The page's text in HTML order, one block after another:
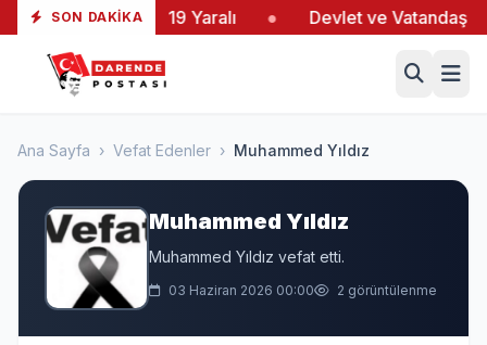
SON DAKIKA
Yangında 19 Yaralı Devlet ve Vatandaş El
Ana Sayfa › Vefat Edenler › Muhammed Yıldız
Muhammed Yıldız
Muhammed Yıldız vefat etti.
03 Haziran 2026 00:00 2 görüntülenme